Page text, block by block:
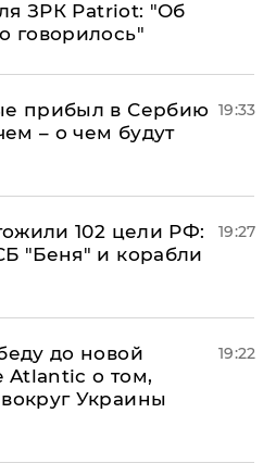
ЗРК Patriot: "Об
говорилось"
прибыл в Сербию
– о чем будут
19:33
102 цели РФ:
"Беня" и корабли
19:27
до новой
Atlantic о том,
Украины
19:22